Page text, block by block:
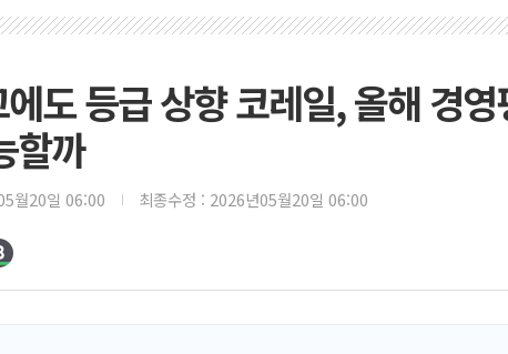
[AI MY 뉴
[종합] 美
[사진] 이슬
특정 정치
李 "해남
도 등급 상향 코레일, 올해 경영
할까
월20일 06:00 최종수정 : 2026년05월20일 06:00